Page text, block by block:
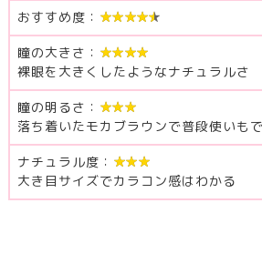
おすすめ度： ★★★★★
瞳の大きさ： ★★★★
裸眼を大きくしたようなナチュラルさ
瞳の明るさ： ★★★
落ち着いたモカブラウンで普段使いも
ナチュラル度： ★★★
大き目サイズでカラコン感はわかる